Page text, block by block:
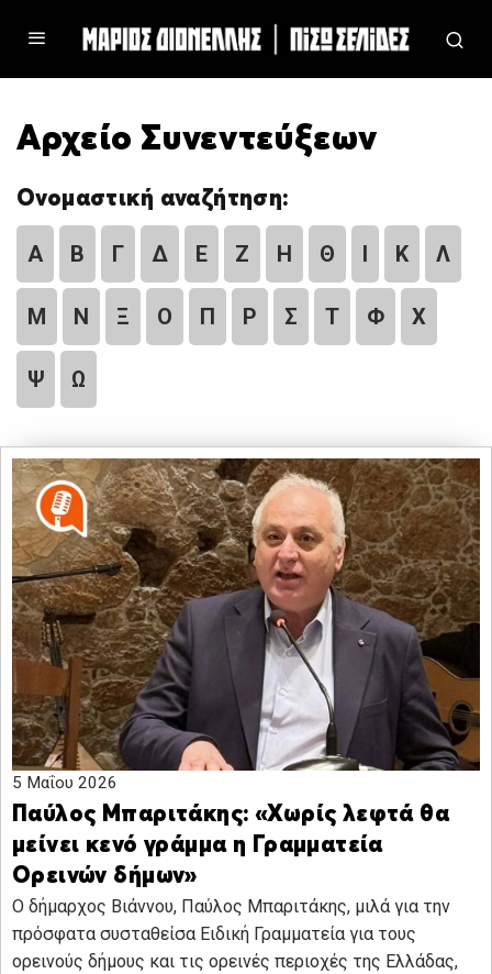
Αρχείο Συνεντεύξεων
Ονομαστική αναζήτηση:
Α Β Γ Δ Ε Ζ Η Θ Ι Κ Λ
Μ Ν Ξ Ο Π Ρ Σ Τ Φ Χ
Ψ Ω
5 Μαΐου 2026
Παύλος Μπαριτάκης: «Χωρίς λεφτά θα
μείνει κενό γράμμα η Γραμματεία
Ορεινών δήμων»
Ο δήμαρχος Βιάννου, Παύλος Μπαριτάκης, μιλά για την
πρόσφατα συσταθείσα Ειδική Γραμματεία για τους
ορεινούς δήμους και τις ορεινές περιοχές της Ελλάδας,